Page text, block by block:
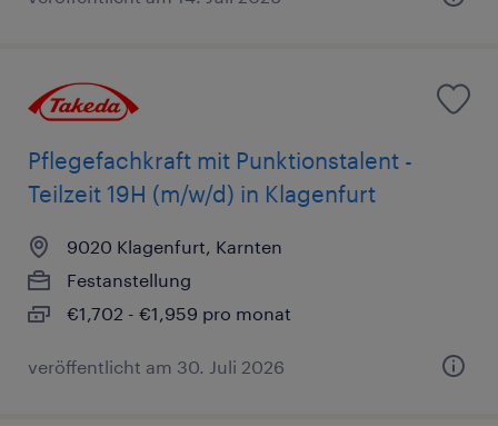
Pflegefachkraft mit Punktionstalent -
Teilzeit 19H (m/w/d) in Klagenfurt
9020 Klagenfurt, Karnten
Festanstellung
€1,702 - €1,959 pro monat
veröffentlicht am 30. Juli 2026